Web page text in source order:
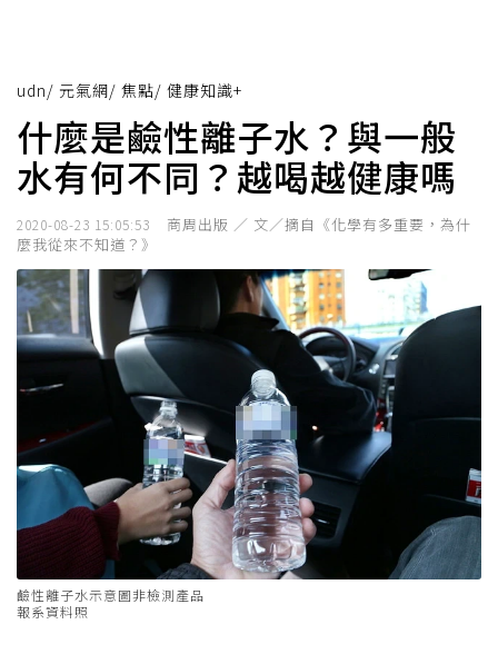
udn/ 元氣網/ 焦點/ 健康知識+
什麼是鹼性離子水？與一般
水有何不同？越喝越健康嗎
2020-08-23 15:05:53
商周出版 ／ 文／摘自《化學有多重要，為什
麼我從來不知道？》
鹼性離子水示意圖非檢測產品
報系資料照